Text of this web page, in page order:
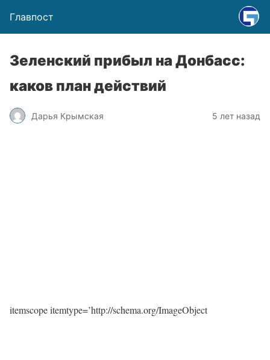
Главпост
Зеленский прибыл на Донбасс:
каков план действий
Дарья Крымская 5 лет назад
itemscope itemtype=’http://schema.org/ImageObject